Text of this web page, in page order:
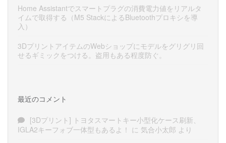
Home Assistantでスマートプラグの消費電力値をリアルタ
イムで取得する（M5 StackによるBluetoothプロキシを導
入）
3DプリントアイテムのWebショップにモデルをグリグリ回
せるギミックをつける。盗用もある程度防ぐ。
最近のコメント
[3Dプリント] トヨタスマートキー小型化ケース刷新、
IGLA2キーフォブ一体型もあるよ！ に 気合小太郎 より